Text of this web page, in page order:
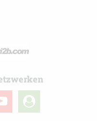
user-
circle